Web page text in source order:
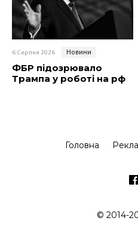
6 Серпня 2026 Новини
ФБР підозрювало
Трампа у роботі на рф
Головна
© 2014-